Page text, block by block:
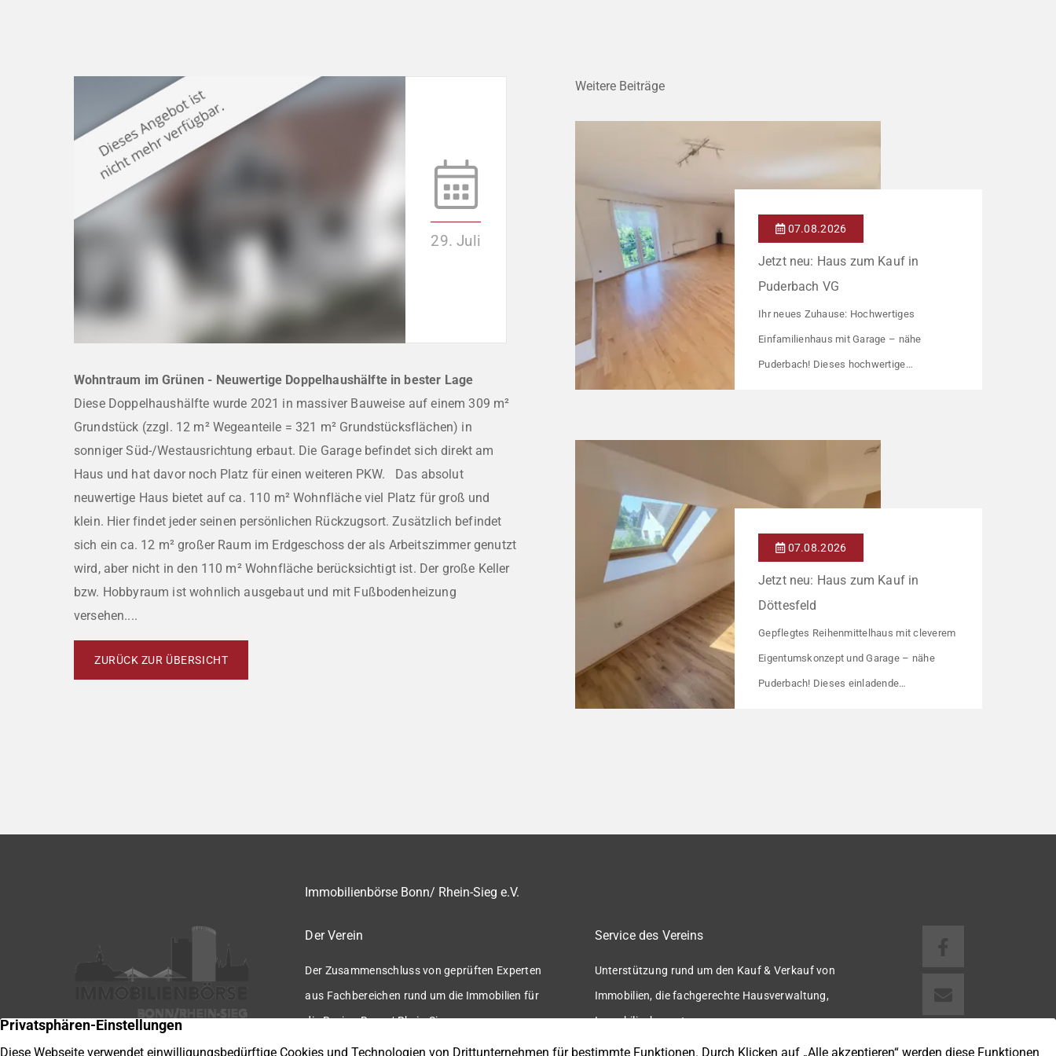
29. Juli
Wohntraum im Grünen - Neuwertige Doppelhaushälfte in bester Lage
Diese Doppelhaushälfte wurde 2021 in massiver Bauweise auf einem 309 m²
Grundstück (zzgl. 12 m² Wegeanteile = 321 m² Grundstücksflächen) in
sonniger Süd-/Westausrichtung erbaut. Die Garage befindet sich direkt am
Haus und hat davor noch Platz für einen weiteren PKW. Das absolut
neuwertige Haus bietet auf ca. 110 m² Wohnfläche viel Platz für groß und
klein. Hier findet jeder seinen persönlichen Rückzugsort. Zusätzlich befindet
sich ein ca. 12 m² großer Raum im Erdgeschoss der als Arbeitszimmer genutzt
wird, aber nicht in den 110 m² Wohnfläche berücksichtigt ist. Der große Keller
bzw. Hobbyraum ist wohnlich ausgebaut und mit Fußbodenheizung
versehen....
ZURÜCK ZUR ÜBERSICHT
Weitere Beiträge
07.08.2026
Jetzt neu: Haus zum Kauf in
Puderbach VG
Ihr neues Zuhause: Hochwertiges
Einfamilienhaus mit Garage – nähe
Puderbach! Dieses hochwertige
errichtet und überzeugt durch seine
angenehmes Wohnumfeld. Gemeinsam mit
harmonische Einheit auf einem ca. 782 m²
großen Grundstück (keine eigene Grünfläche,
07.08.2026
Jetzt neu: Haus zum Kauf in
Döttesfeld
Gepflegtes Reihenmittelhaus mit cleverem
Eigentumskonzept und Garage – nähe
Puderbach! Dieses einladende
insgesamt vier Wohneinheiten, die sich ein
Immobilienbörse Bonn/ Rhein-Sieg e.V.
Der Verein
Der Zusammenschluss von geprüften Experten
aus Fachbereichen rund um die Immobilien für
die Region Bonn / Rhein-Sieg.
Service des Vereins
Unterstützung rund um den Kauf & Verkauf von
Immobilien, die fachgerechte Hausverwaltung,
Immobilienbewertung u.v.m.